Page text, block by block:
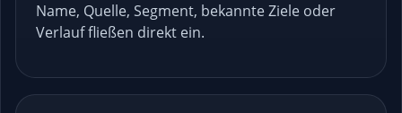
Name, Quelle, Segment, bekannte Ziele oder
Verlauf fließen direkt ein.